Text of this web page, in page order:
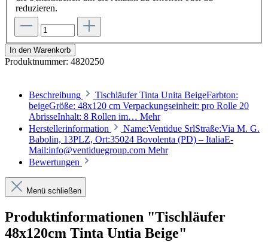
reduzieren.
In den Warenkorb
Produktnummer: 4820250
Beschreibung
Tischläufer Tinta Unita BeigeFarbton:
beigeGröße: 48x120 cm Verpackungseinheit: pro Rolle 20
AbrisseInhalt: 8 Rollen im… Mehr
Herstellerinformation
Name:Ventidue SrlStraße:Via M. G.
Babolin, 13PLZ, Ort:35024 Bovolenta (PD) – ItaliaE-
Mail:info@ventiduegroup.com Mehr
Bewertungen
Menü schließen
Produktinformationen "Tischläufer
48x120cm Tinta Untia Beige"